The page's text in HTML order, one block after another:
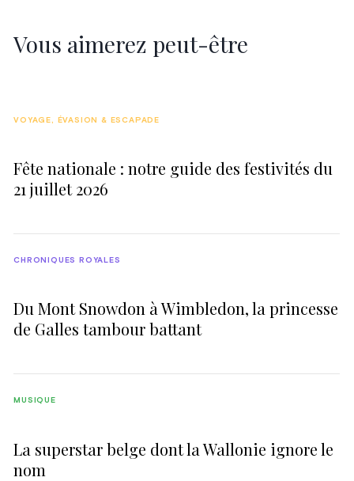
Vous aimerez peut-être
Fête nationale : notre guide des festivités du
21 juillet 2026
VOYAGE, ÉVASION & ESCAPADE
Du Mont Snowdon à Wimbledon, la princesse
de Galles tambour battant
CHRONIQUES ROYALES
La superstar belge dont la Wallonie ignore le
nom
MUSIQUE